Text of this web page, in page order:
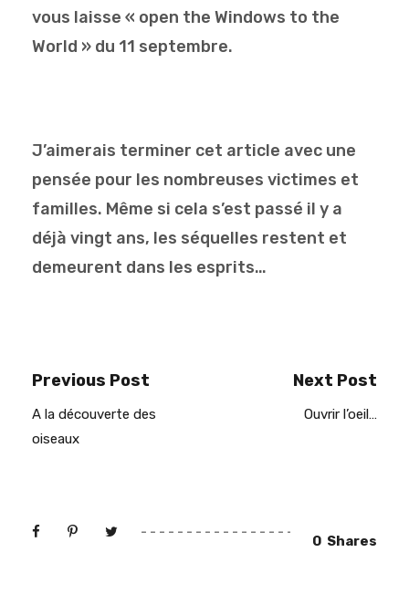
vous laisse « open the Windows to the
World » du 11 septembre.
J’aimerais terminer cet article avec une
pensée pour les nombreuses victimes et
familles. Même si cela s’est passé il y a
déjà vingt ans, les séquelles restent et
demeurent dans les esprits…
Previous Post
A la découverte des
oiseaux
Next Post
Ouvrir l’oeil…
0 Shares